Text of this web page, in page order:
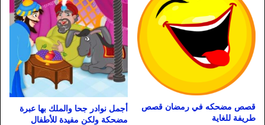
قصص مضحكه في رمضان قصص
طريفة للغاية
أجمل نوادر جحا والملك بها عبرة
مضحكة ولكن مفيدة للأطفال